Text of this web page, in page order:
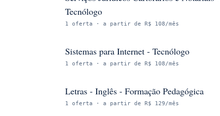
Tecnólogo
1 oferta · a partir de R$ 108/mês
Sistemas para Internet - Tecnólogo
1 oferta · a partir de R$ 108/mês
Letras - Inglês - Formação Pedagógica
1 oferta · a partir de R$ 129/mês